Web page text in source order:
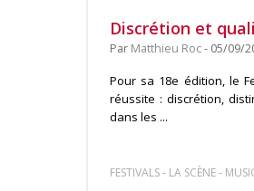
Discrétion et
Par Matthieu Roc- 05/09/
Pour sa 18e édition, le
réussite : discrétion,
dans les ...
FESTIVALS- LA SCÈNE-